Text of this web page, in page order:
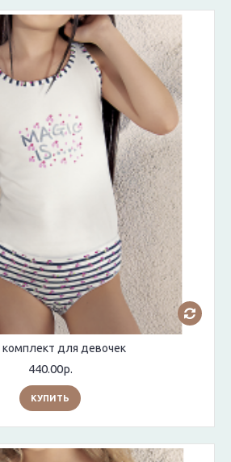
комплект для девочек
440.00р.
КУПИТЬ